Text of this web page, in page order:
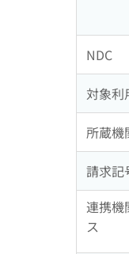
NDC
対象利
所蔵機
請求記
連携機
ス